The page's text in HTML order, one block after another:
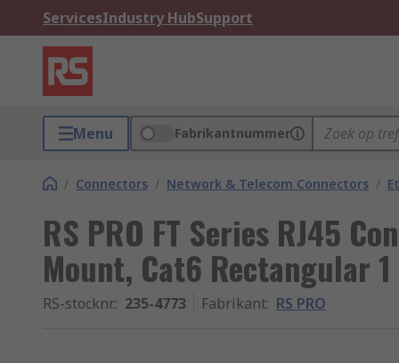
ServicesIndustry HubSupport
Menu Fabrikantnummer
/ Connectors / Network & Telecom Connectors /
RS PRO FT Series RJ45
Mount, Cat6 Rectangular
RS-stocknr.: 235-4773 Fabrikant: RS PRO